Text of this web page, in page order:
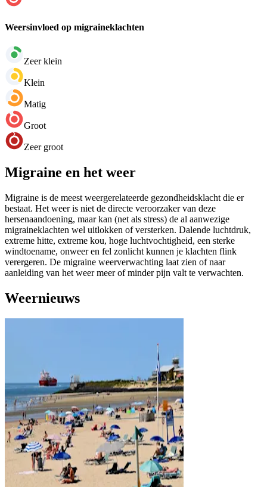
Weersinvloed op migraineklachten
Zeer klein
Klein
Matig
Groot
Zeer groot
Migraine en het weer
Migraine is de meest weergerelateerde gezondheidsklacht die er
bestaat. Het weer is niet de directe veroorzaker van deze
hersenaandoening, maar kan (net als stress) de al aanwezige
migraineklachten wel uitlokken of versterken. Dalende luchtdruk,
extreme hitte, extreme kou, hoge luchtvochtigheid, een sterke
windtoename, onweer en fel zonlicht kunnen je klachten flink
verergeren. De migraine weerverwachting laat zien of naar
aanleiding van het weer meer of minder pijn valt te verwachten.
Weernieuws